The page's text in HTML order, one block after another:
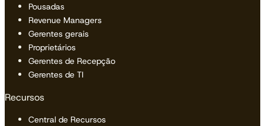
Pousadas
Revenue Managers
Gerentes gerais
Proprietários
Gerentes de Recepção
Gerentes de TI
Recursos
Central de Recursos